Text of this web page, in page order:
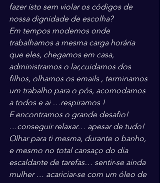
fazer isto sem violar os códigos de
nossa dignidade de escolha?
Em tempos modernos onde
trabalhamos a mesma carga horária
que eles, chegamos em casa,
administramos o lar,cuidamos dos
filhos, olhamos os emails , terminamos
um trabalho para o pós, acomodamos
a todos e ai …respiramos !
E encontramos o grande desafio!
…conseguir relaxar… apesar de tudo!
Olhar para ti mesma, durante o banho,
e mesmo no total cansaço do dia
escaldante de tarefas… sentir-se ainda
mulher … acariciar-se com um óleo de